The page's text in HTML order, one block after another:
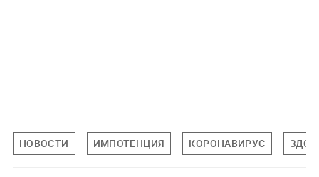
НОВОСТИ ИМПОТЕНЦИЯ КОРОНАВИРУС